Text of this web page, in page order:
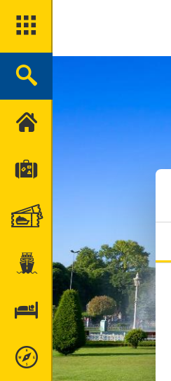
ΚΡΟΥΑΖΙΕΡΕΣ
ΞΕΝΟΔΟΧΕΊΑ
ΠΡΟΟΡΙΣΜΟΊ